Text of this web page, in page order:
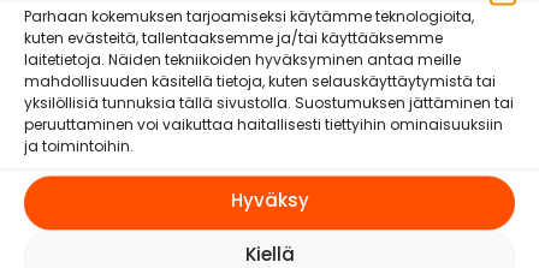
Parhaan kokemuksen tarjoamiseksi käytämme teknologioita,
kuten evästeitä, tallentaaksemme ja/tai käyttääksemme
laitetietoja. Näiden tekniikoiden hyväksyminen antaa meille
mahdollisuuden käsitellä tietoja, kuten selauskäyttäytymistä tai
yksilöllisiä tunnuksia tällä sivustolla. Suostumuksen jättäminen tai
peruuttaminen voi vaikuttaa haitallisesti tiettyihin ominaisuuksiin
ja toimintoihin.
Hyväksy
Kiellä
Verkkolaskuosoite: 003725383028
Laskutustiedote Restel Fast Food Oy >
Kustannuspaikat Restel Fast Food Oy >
Bastion Catering Oy
Y-tunnus: 2262565-0
Verkkolaskuosoite: 003722625650
Laskutustiedote Bastion Catering Oy